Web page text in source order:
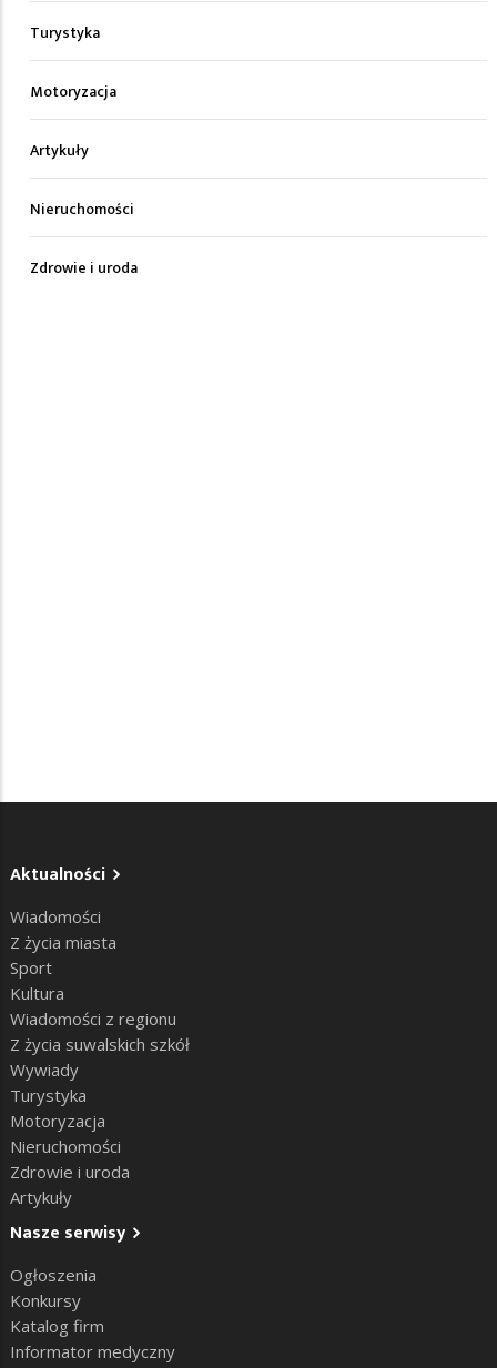
Turystyka
Motoryzacja
Artykuły
Nieruchomości
Zdrowie i uroda
Aktualności
Wiadomości
Z życia miasta
Sport
Kultura
Wiadomości z regionu
Z życia suwalskich szkół
Wywiady
Turystyka
Motoryzacja
Nieruchomości
Zdrowie i uroda
Artykuły
Nasze serwisy
Ogłoszenia
Konkursy
Katalog firm
Informator medyczny